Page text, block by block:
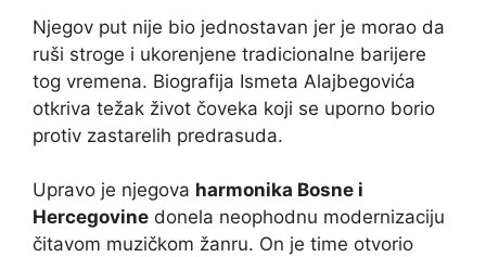
Njegov put nije bio jednostavan jer je morao da
ruši stroge i ukorenjene tradicionalne barijere
tog vremena. Biografija Ismeta Alajbegovića
otkriva težak život čoveka koji se uporno borio
protiv zastarelih predrasuda.
Upravo je njegova harmonika Bosne i
Hercegovine donela neophodnu modernizaciju
čitavom muzičkom žanru. On je time otvorio